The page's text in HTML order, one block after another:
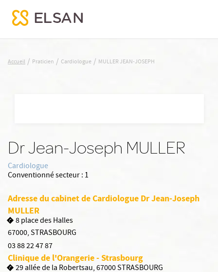
MULLER JEAN-JOSEPH
Accueil / Praticien / Cardiologue / MULLER JEAN-JOSEPH
Dr Jean-Joseph MULLER
Cardiologue
Conventionné secteur : 1
Adresse du cabinet de Cardiologue Dr Jean-Joseph
MULLER
8 place des Halles
67000,STRASBOURG
03 88 22 47 87
Clinique de l'Orangerie - Strasbourg
29 allée de la Robertsau, 67000 STRASBOURG